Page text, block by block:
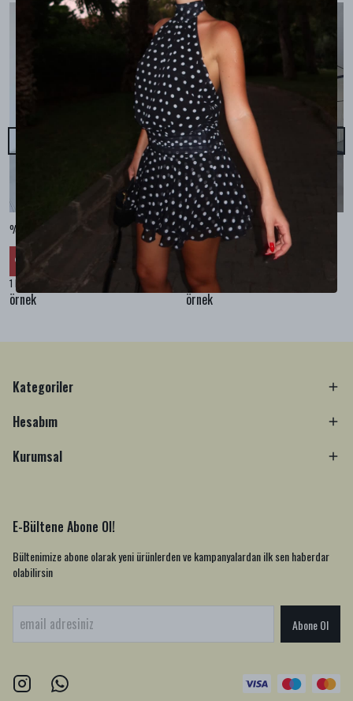
%100 KETEN CEPLİ ŞALVAR PANTOLON - Bej
%
₺ 2,299.99
1 Renk 4 Beden
örnek
%100 KETEN SALAŞ GÖMLEK - Bej
₺ 2,099.99
₺ 1,469.99
1 Renk 4 Beden
örnek
Kategoriler
Hesabım
Kurumsal
E-Bültene Abone Ol!
Bültenimize abone olarak yeni ürünlerden ve kampanyalardan ilk sen haberdar
olabilirsin
Abone Ol